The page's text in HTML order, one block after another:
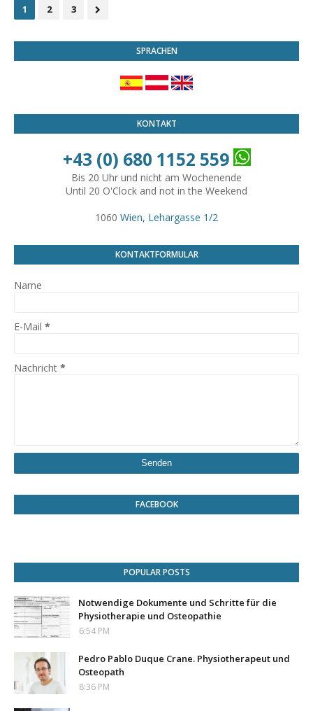
1 2 3
SPRACHEN
KONTAKT
+43 (0) 680 1152 559
Bis 20 Uhr und nicht am Wochenende
Until 20 O'Clock and not in the Weekend
1060 Wien, Lehargasse 1/2
KONTAKTFORMULAR
Name
E-Mail *
Nachricht *
FACEBOOK
POPULAR POSTS
Notwendige Dokumente und Schritte für die
Physiotherapie und Osteopathie
6:54 PM
Pedro Pablo Duque Crane. Physiotherapeut und
Osteopath
8:36 PM